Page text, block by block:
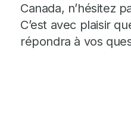
Canada, n’hésitez
C’est avec plaisir
répondra à vos